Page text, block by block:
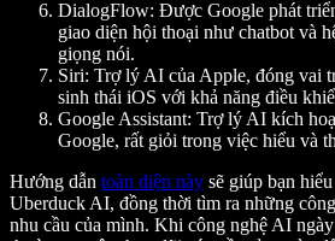
DialogFlow: Được Google phát
giao diện hội thoại như chatbot và
giọng nói.
Siri: Trợ lý AI của Apple, đóng vai
sinh thái iOS với khả năng điều
Google Assistant: Trợ lý AI kích
Google, rất giỏi trong việc hiểu và
Hướng dẫn toàn diện này sẽ giúp bạn
Uberduck AI, đồng thời tìm ra những
nhu cầu của mình. Khi công nghệ AI